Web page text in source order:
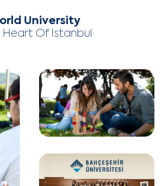
University
Heart Of Istanbul